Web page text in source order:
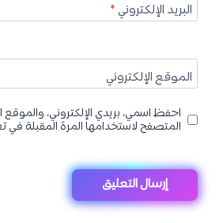
البريد الإلكتروني*
الموقع الإلكتروني
احفظ اسمي، بريدي الإلكتروني، والموقع
المتصفح لاستخدامها المرة المقبلة في